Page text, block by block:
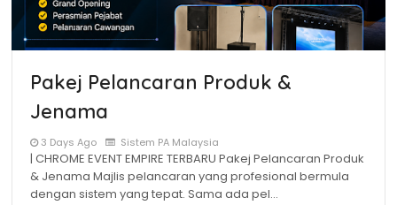
Pakej Pelancaran Produk &
Jenama
3 Days Ago Sistem PA Malaysia
| CHROME EVENT EMPIRE TERBARU Pakej Pelancaran Produk
& Jenama Majlis pelancaran yang profesional bermula
dengan sistem yang tepat. Sama ada pel…